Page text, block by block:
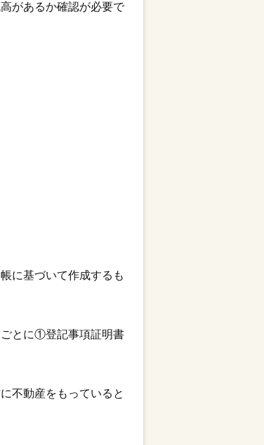
があるか確認が必要で
に基づいて作成するも
とに①登記事項証明書
不動産をもっていると